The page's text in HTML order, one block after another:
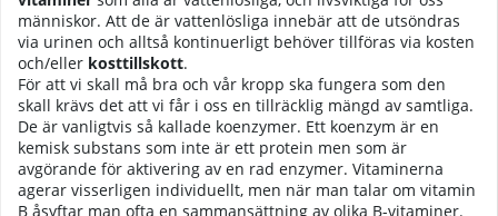
människor. Att de är vattenlösliga innebär att de utsöndras
via urinen och alltså kontinuerligt behöver tillföras via kosten
och/eller kosttillskott.
För att vi skall må bra och vår kropp ska fungera som den
skall krävs det att vi får i oss en tillräcklig mängd av samtliga.
De är vanligtvis så kallade koenzymer. Ett koenzym är en
kemisk substans som inte är ett protein men som är
avgörande för aktivering av en rad enzymer. Vitaminerna
agerar visserligen individuellt, men när man talar om vitamin
B åsyftar man ofta en sammansättning av olika B-vitaminer.